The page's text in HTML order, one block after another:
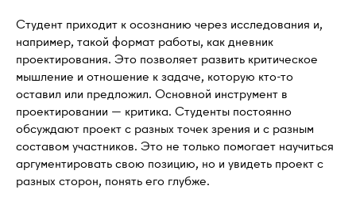
Студент приходит к осознанию через исследования и,
например, такой формат работы, как дневник
проектирования. Это позволяет развить критическое
мышление и отношение к задаче, которую кто-то
оставил или предложил. Основной инструмент в
проектировании — критика. Студенты постоянно
обсуждают проект с разных точек зрения и с разным
составом участников. Это не только помогает научиться
аргументировать свою позицию, но и увидеть проект с
разных сторон, понять его глубже.